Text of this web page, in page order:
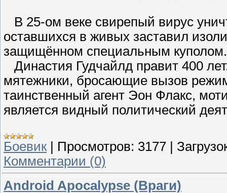
В 25-ом веке свирепый вирус
оставшихся в живых заставил
защищённом специальным куполом.
Династия Гудчайлд правит 400
мятежники, бросающие вызов
таинственный агент Эон Флакс,
является видный политический
Боевик Просмотров: 3177
Комментарии (0)
Android Apocalypse (Враги)